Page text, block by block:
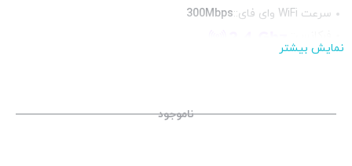
سرعت WiFi وای فای::
300Mbps
محیط قابل استفاده::
نمایش بیشتر
ناموجود